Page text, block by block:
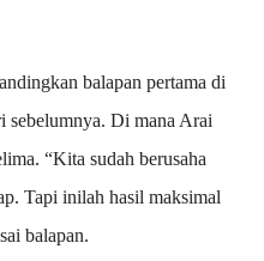
balapan pertama di
sebelumnya. Di mana Arai
“Kita sudah berusaha
Tapi inilah hasil maksimal
balapan.